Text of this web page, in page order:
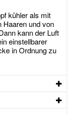
kühler als mit
Haaren und von
kann der Luft
einstellbarer
in Ordnung zu